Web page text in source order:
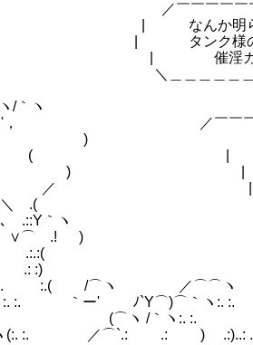
￣￣￣￣￣￣￣
明らかに身体
タンク様の戦い
) | 催淫
＿＿＿＿＿＿＿＿
ヽ
￣￣￣￣￣￣￣￣
＼＼ .ﾉ ( ' ( | 生
.`ー、 ) | どっ
:. :. :. :. :.
) ＼ .( ＼＿＿＿＿＿
.::Y｀ヽ
｀ヽ ∨⌒ .! ) ／￣￣
.: .: .: .: .: .:
:.(: .: .: .:)＼ (::.. .: :) |
.: .:):.:.. :.( /⌒ヽ ／⌒⌒
.: ::.. .: .: .: :. (
:. :. ) (⌒ヽ /｀ヽ:. :. :}､ ＼
( ⌒ヽ(:. :. ／⌒`.: .: ) .:)..: .: